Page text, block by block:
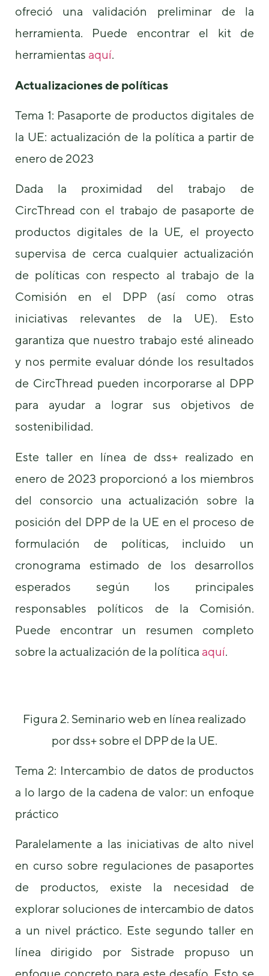
ofreció una validación preliminar de la
herramienta. Puede encontrar el kit de
herramientas aquí.
Actualizaciones de políticas
Tema 1: Pasaporte de productos digitales de
la UE: actualización de la política a partir de
enero de 2023
Dada la proximidad del trabajo de
CircThread con el trabajo de pasaporte de
productos digitales de la UE, el proyecto
supervisa de cerca cualquier actualización
de políticas con respecto al trabajo de la
Comisión en el DPP (así como otras
iniciativas relevantes de la UE). Esto
garantiza que nuestro trabajo esté alineado
y nos permite evaluar dónde los resultados
de CircThread pueden incorporarse al DPP
para ayudar a lograr sus objetivos de
sostenibilidad.
Este taller en línea de dss+ realizado en
enero de 2023 proporcionó a los miembros
del consorcio una actualización sobre la
posición del DPP de la UE en el proceso de
formulación de políticas, incluido un
cronograma estimado de los desarrollos
esperados según los principales
responsables políticos de la Comisión.
Puede encontrar un resumen completo
sobre la actualización de la política aquí.
Figura 2. Seminario web en línea realizado
por dss+ sobre el DPP de la UE.
Tema 2: Intercambio de datos de productos
a lo largo de la cadena de valor: un enfoque
práctico
Paralelamente a las iniciativas de alto nivel
en curso sobre regulaciones de pasaportes
de productos, existe la necesidad de
explorar soluciones de intercambio de datos
a un nivel práctico. Este segundo taller en
línea dirigido por Sistrade propuso un